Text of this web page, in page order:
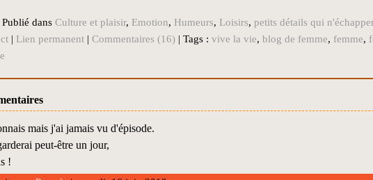
dans Culture et plaisir, Emotion, Humeurs, Loisirs, petits détails qui
| Lien permanent | Commentaires (16) | Tags : vive la vie, blog de femme, femme,
mais j'ai jamais vu d'épisode.
peut-être un jour,
!